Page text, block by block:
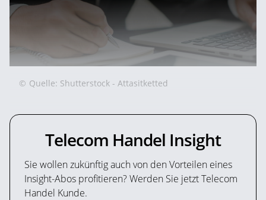
© Quelle: Shutterstock - Attasitketted
Telecom Handel Insight
Sie wollen zukünftig auch von den Vorteilen eines
Insight-Abos profitieren? Werden Sie jetzt Telecom
Handel Kunde.